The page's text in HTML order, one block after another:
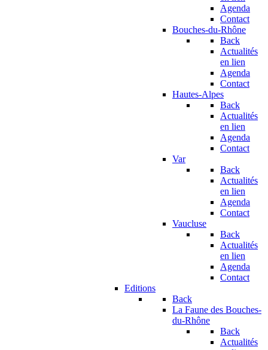
Agenda
Contact
Bouches-du-Rhône
Back
Actualités
en lien
Agenda
Contact
Hautes-Alpes
Back
Actualités
en lien
Agenda
Contact
Var
Back
Actualités
en lien
Agenda
Contact
Vaucluse
Back
Actualités
en lien
Agenda
Contact
Editions
Back
La Faune des Bouches-
du-Rhône
Back
Actualités